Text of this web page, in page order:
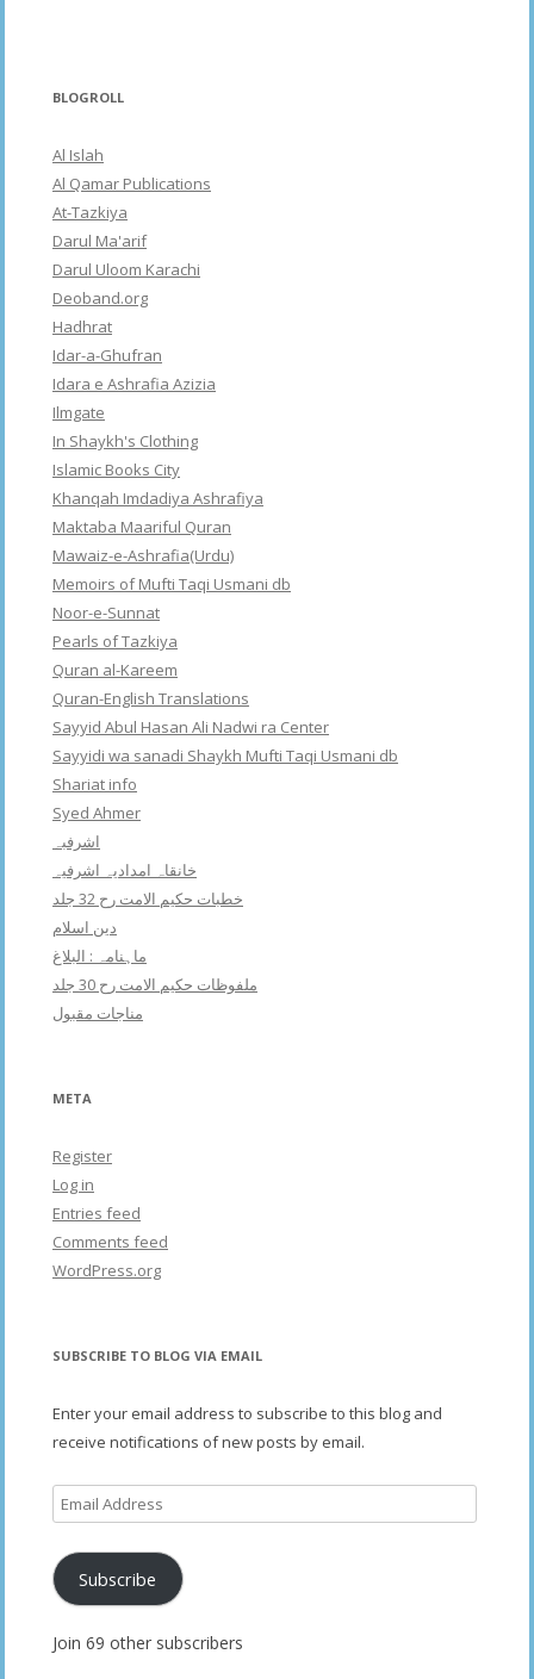
BLOGROLL
Al Islah
Al Qamar Publications
At-Tazkiya
Darul Ma'arif
Darul Uloom Karachi
Deoband.org
Hadhrat
Idar-a-Ghufran
Idara e Ashrafia Azizia
Ilmgate
In Shaykh's Clothing
Islamic Books City
Khanqah Imdadiya Ashrafiya
Maktaba Maariful Quran
Mawaiz-e-Ashrafia(Urdu)
Memoirs of Mufti Taqi Usmani db
Noor-e-Sunnat
Pearls of Tazkiya
Quran al-Kareem
Quran-English Translations
Sayyid Abul Hasan Ali Nadwi ra Center
Sayyidi wa sanadi Shaykh Mufti Taqi Usmani db
Shariat info
Syed Ahmer
اشرفبہ
خانقاہ امدادیہ اشرفیہ
خطبات حکیم الامت رح 32 جلد
دین اسلام
ماہنامہ : البلاغ
ملفوظات حکیم الامت رح 30 جلد
مناجات مقبول
META
Register
Log in
Entries feed
Comments feed
WordPress.org
SUBSCRIBE TO BLOG VIA EMAIL
Enter your email address to subscribe to this blog and
receive notifications of new posts by email.
Email
Address
Subscribe
Join 69 other subscribers